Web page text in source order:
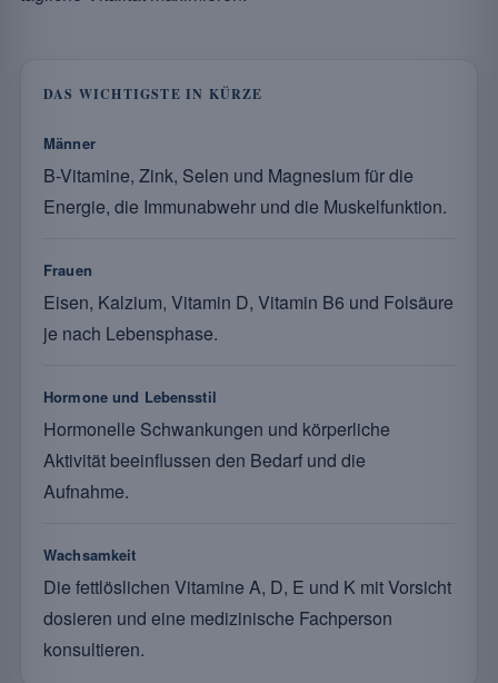
DAS WICHTIGSTE IN KÜRZE
Männer
B-Vitamine, Zink, Selen und Magnesium für die
Energie, die Immunabwehr und die Muskelfunktion.
Frauen
Eisen, Kalzium, Vitamin D, Vitamin B6 und Folsäure
je nach Lebensphase.
Hormone und Lebensstil
Hormonelle Schwankungen und körperliche
Aktivität beeinflussen den Bedarf und die
Aufnahme.
Wachsamkeit
Die fettlöslichen Vitamine A, D, E und K mit Vorsicht
dosieren und eine medizinische Fachperson
konsultieren.